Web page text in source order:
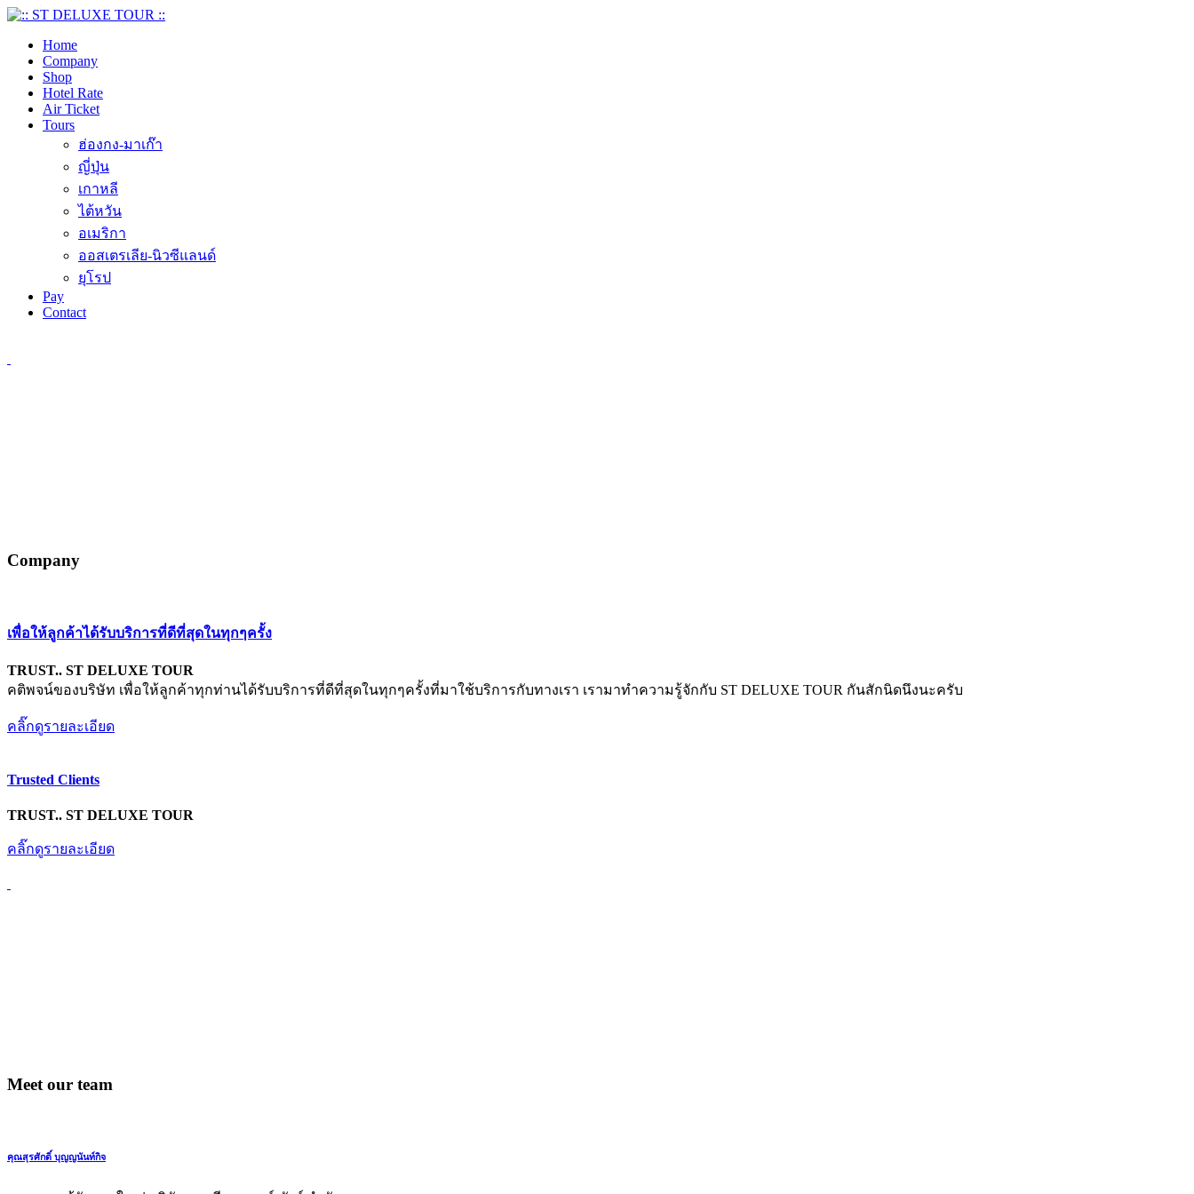
Home
Company
Shop
Hotel Rate
Air Ticket
Tours
ฮ่องกง-มาเก๊า
ญี่ปุ่น
เกาหลี
ไต้หวัน
อเมริกา
ออสเตรเลีย-นิวซีแลนด์
ยุโรป
Pay
Contact
Company
เพื่อให้ลูกค้าได้รับบริการที่ดีที่สุดในทุกๆครั้ง
TRUST.. ST DELUXE TOUR
คติพจน์ของบริษัท เพื่อให้ลูกค้าทุกท่านได้รับบริการที่ดีที่สุดในทุกๆครั้งที่มาใช้บริการกับทางเรา เรามาทำความรู้จักกับ ST DELUXE TOUR กันสักนิดนึงนะครับ
คลิ๊กดูรายละเอียด
Trusted Clients
TRUST.. ST DELUXE TOUR
คลิ๊กดูรายละเอียด
Meet our team
คุณสุรศักดิ์ บุญญนันท์กิจ